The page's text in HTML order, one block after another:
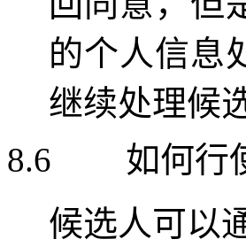
的个人信息
继续处理候
8.6
如何行
候选人可以